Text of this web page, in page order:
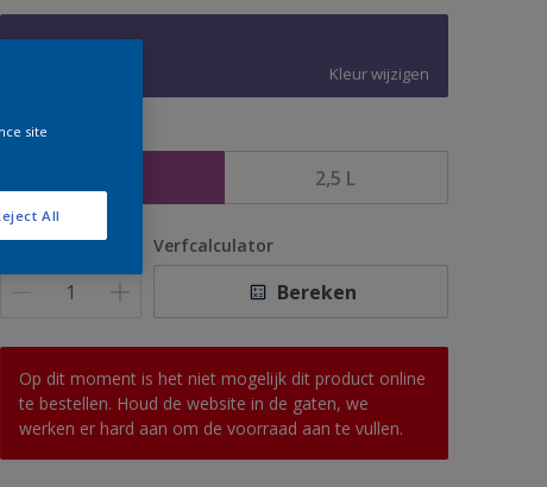
W0.30.30
Kleur wijzigen
Grootte
2,5 L
Aantal Verfcalculator
Bereken
Op dit moment is het niet mogelijk dit product online
te bestellen. Houd de website in de gaten, we
werken er hard aan om de voorraad aan te vullen.
site
All